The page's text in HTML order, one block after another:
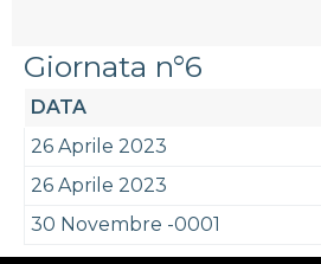
Giornata n°6
DATA
26 Aprile 2023
26 Aprile 2023
30 Novembre -0001